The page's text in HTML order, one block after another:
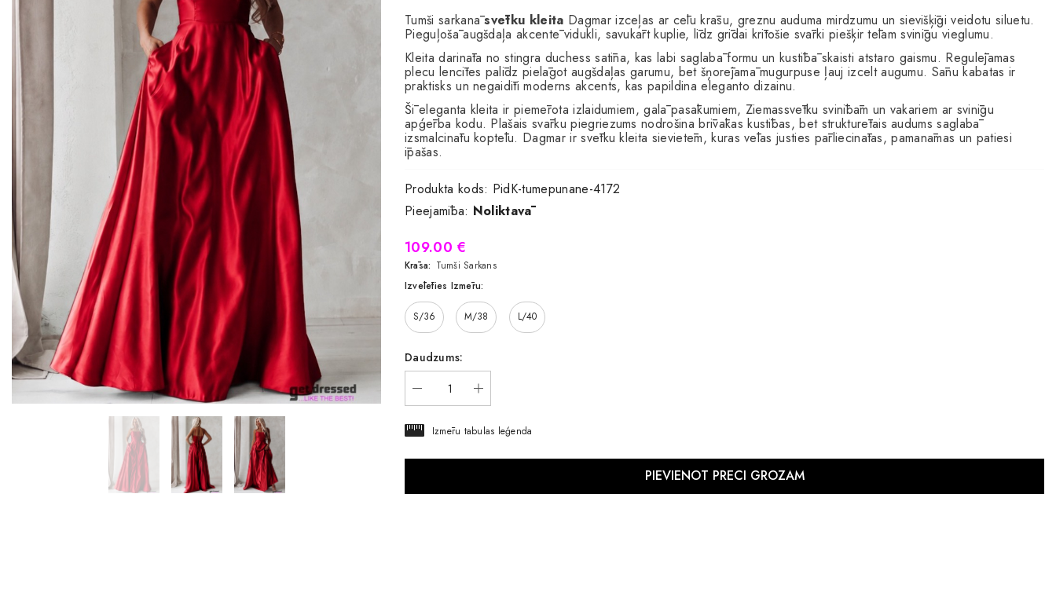
Midi kleitas
Maxi kleitas
Skater kleitas
Mini kleitas
Adīt kleitas
Tumši sarkanāsvētku kleita Dagmar izceļas ar cēlu krāsu, greznu auduma mirdzumu un sievišķīgi veidotu siluetu.
Pieguļošā augšdaļa akcentē vidukli, savukārt kuplie, līdz grīdai krītošie svārki piešķir tēlam svinīgu vieglumu.
Kleita darināta no stingra duchess satīna, kas labi saglabā formu un kustībā skaisti atstaro gaismu. Regulējamas
plecu lencītes palīdz pielāgot augšdaļas garumu, bet šņorējamā mugurpuse ļauj izcelt augumu. Sānu kabatas ir
praktisks un negaidīti moderns akcents, kas papildina eleganto dizainu.
Šī eleganta kleita ir piemērota izlaidumiem, galā pasākumiem, Ziemassvētku svinībām un vakariem ar svinīgu
apģērba kodu. Plašais svārku piegriezums nodrošina brīvākas kustības, bet strukturētais audums saglabā
izsmalcinātu koptēlu. Dagmar ir svētku kleita sievietēm, kuras vēlas justies pārliecinātas, pamanāmas un patiesi
īpašas.
Produkta kods: PidK-tumepunane-4172
Pieejamība: Noliktavā
109.00 €
Krāsa: Tumši Sarkans
Izvēlēties Izmēru:
S/36 M/38 L/40
Daudzums:
Izmēru tabulas leģenda